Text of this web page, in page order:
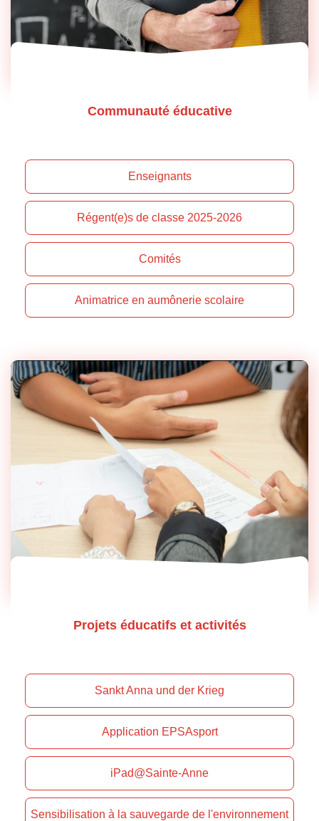
Communauté éducative
Enseignants
Régent(e)s de classe 2025-2026
Comités
Animatrice en aumônerie scolaire
Projets éducatifs et activités
Sankt Anna und der Krieg
Application EPSAsport
iPad@Sainte-Anne
Sensibilisation à la sauvegarde de l'environnement